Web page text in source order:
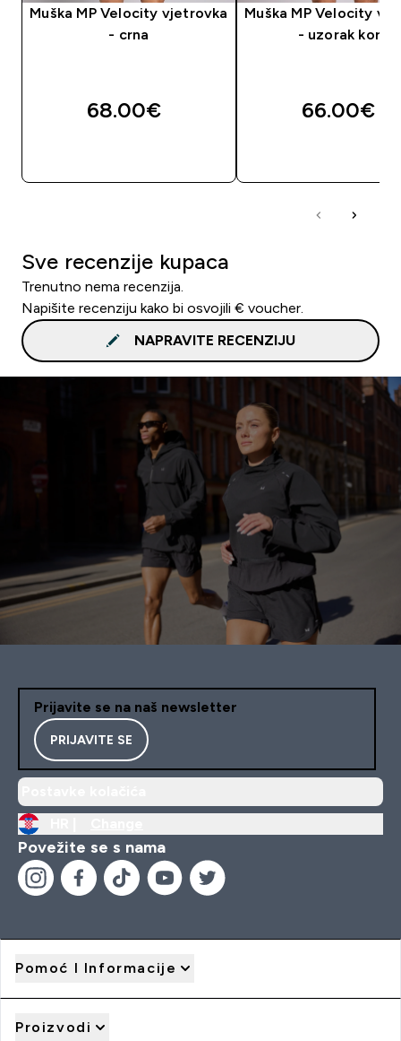
Muška MP Velocity vjetrovka
- crna
68.00€‎
Muška MP Velocity
- uzorak kore
66.00€‎
Sve recenzije kupaca
Trenutno nema recenzija.
Napišite recenziju kako bi osvojili € voucher.
NAPRAVITE RECENZIJU
Prijavite se na naš newsletter
PRIJAVITE SE
Povežite se s nama
Pomoć I Informacije
Proizvodi